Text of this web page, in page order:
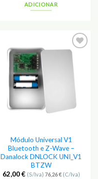
ADICIONAR
aos
Favoritos
Módulo Universal V1
Bluetooth e Z-Wave –
Danalock DNLOCK UNI_V1
BTZW
62,00€ (S/Iva) 76,26€(C/Iva)